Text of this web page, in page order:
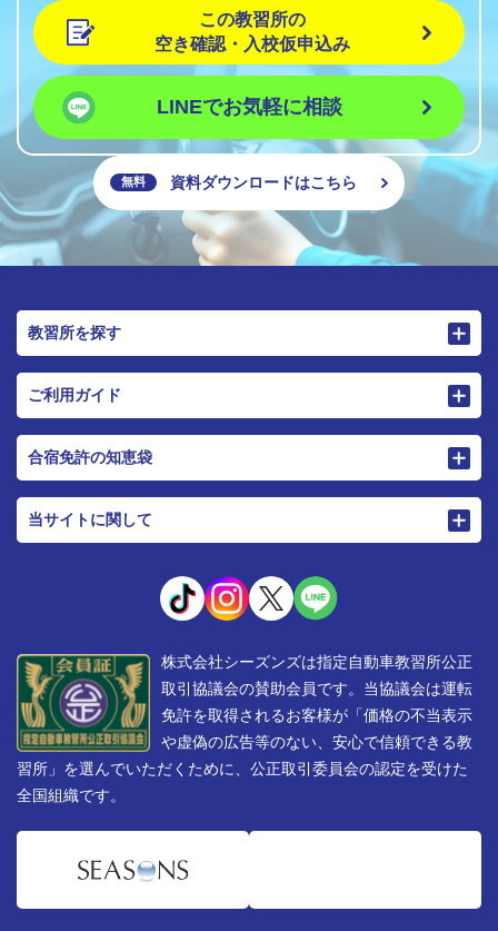
この教習所の
空き確認・入校仮申込み
LINEでお気軽に相談
無料 資料ダウンロードはこちら
教習所を探す
ご利用ガイド
合宿免許の知恵袋
当サイトに関して
株式会社シーズンズは指定自動車教習所公正
取引協議会の賛助会員です。当協議会は運転
免許を取得されるお客様が「価格の不当表示
や虚偽の広告等のない、安心で信頼できる教
習所」を選んでいただくために、公正取引委員会の認定を受けた
全国組織です。